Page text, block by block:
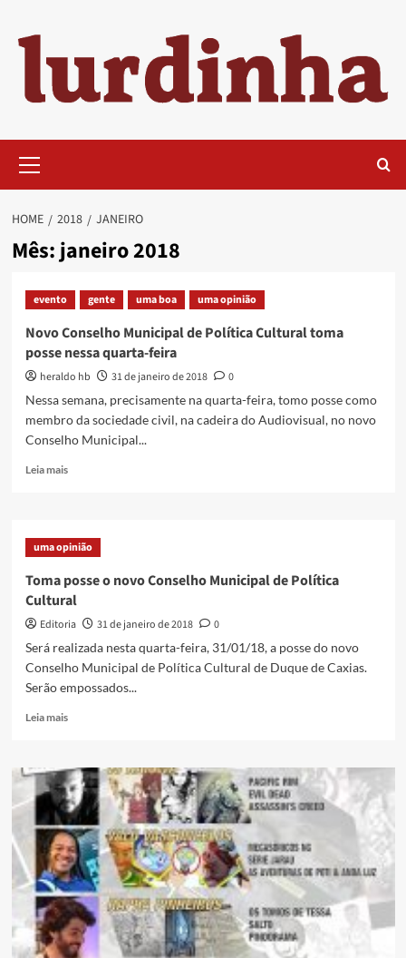
content
Menu
HOME 2018 JANEIRO
Mês:janeiro 2018
evento gente uma boa uma opinião
Novo Conselho Municipal de Política Cultural toma
posse nessa quarta-feira
heraldo hb 31 de janeiro de 2018
0
Nessa semana, precisamente na quarta-feira, tomo posse como
membro da sociedade civil, na cadeira do Audiovisual, no novo
Conselho Municipal...
Leia maisRead
Conselho
Municipal
Política
Cultural
toma
nessa
quarta-
feira
uma opinião
Toma posse o novo Conselho Municipal de Política
Cultural
Editoria 31 de janeiro de 2018
0
Será realizada nesta quarta-feira, 31/01/18, a posse do novo
Conselho Municipal de Política Cultural de Duque de Caxias.
Serão empossados...
Leia maisRead
Toma
posse
o
novo
Conselho
Municipal
de
Política
Cultural